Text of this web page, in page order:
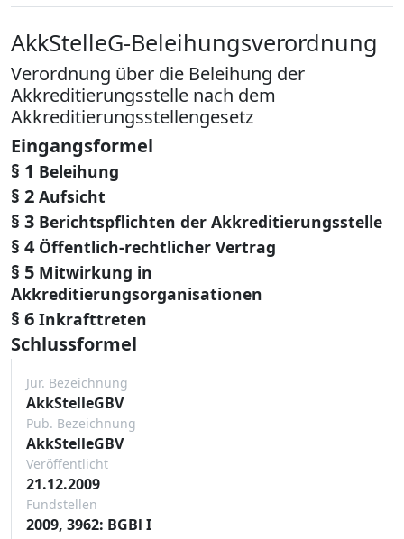
AkkStelleG-Beleihungsverordnung
Verordnung über die Beleihung der
Akkreditierungsstelle nach dem
Akkreditierungsstellengesetz
Eingangsformel
§ 1 Beleihung
§ 2 Aufsicht
§ 3 Berichtspflichten der Akkreditierungsstelle
§ 4 Öffentlich-rechtlicher Vertrag
§ 5 Mitwirkung in
Akkreditierungsorganisationen
§ 6 Inkrafttreten
Schlussformel
Jur. Bezeichnung
AkkStelleGBV
Pub. Bezeichnung
AkkStelleGBV
Veröffentlicht
21.12.2009
Fundstellen
2009, 3962: BGBl I